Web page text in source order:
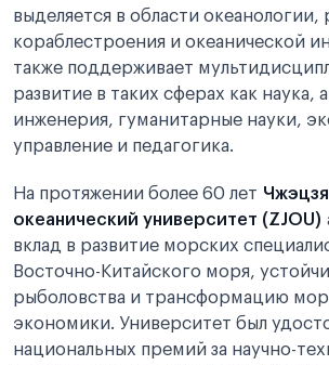
выделяется в области океанологии,
кораблестроения и океанической
также поддерживает
развитие в таких сферах как наука,
инженерия, гуманитарные науки,
управление и педагогика.
На протяжении более 60 лет
океанический университет (ZJOU)
вклад в развитие морских
Восточно-Китайского моря,
рыболовства и трансформацию
экономики. Университет был
национальных премий за научно-